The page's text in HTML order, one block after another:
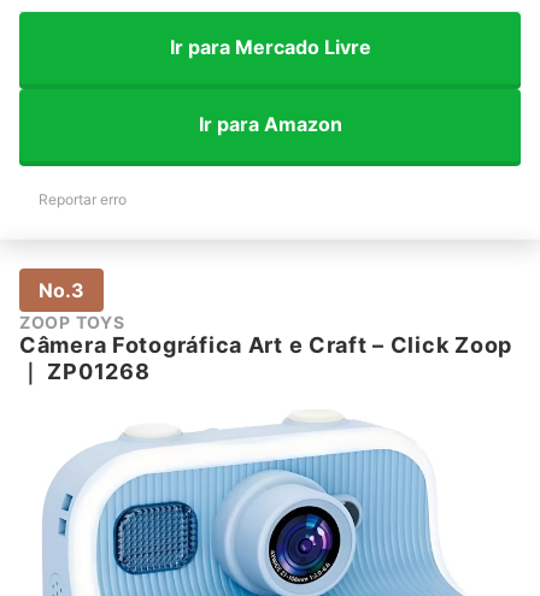
Ir para Mercado Livre
Ir para Amazon
Reportar erro
No.3
ZOOP TOYS
Câmera Fotográfica Art e Craft – Click Zoop
｜ ZP01268